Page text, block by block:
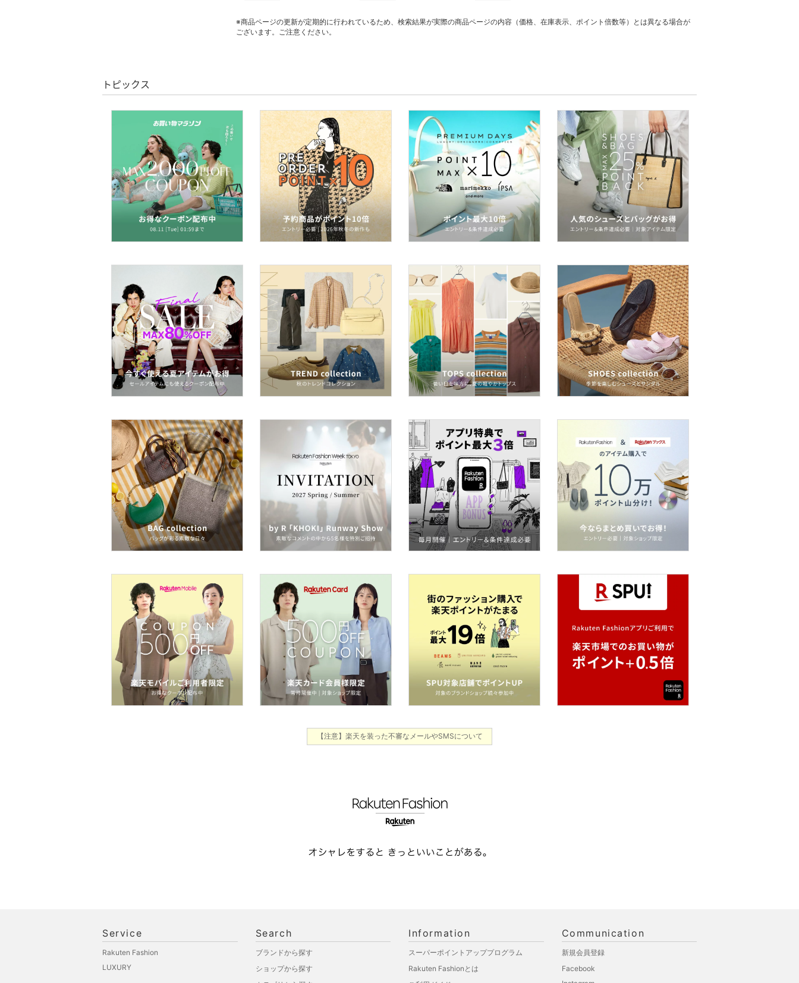
フレグランス
メイク道具・美容器具
コフレ・キット・セット
食器・調理器具・キッチ
スマホグッズ・オーディ
オ機器
スポーツ・アウトドア用
品
文房具
ペット用品
福袋・ギフト・その他
※商品ページの更新が定期的に行われているため、検索結果が実際の商品ページの内容（価格、在庫表示、ポイント倍数等）とは異なる場合が
ございます。ご注意ください。
トピックス
【注意】楽天を装った不審なメールやSMSについて
Service
Rakuten Fashion
LUXURY
Search
ブランドから探す
ショップから探す
Information
スーパーポイントアッププログラム
Rakuten Fashionとは
Communication
新規会員登録
Facebook